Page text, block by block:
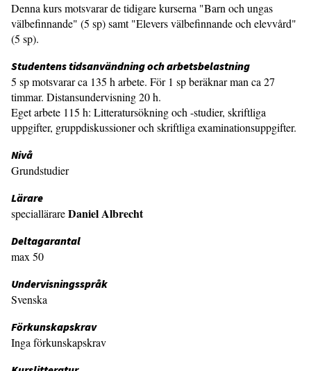
Denna kurs motsvarar de tidigare kurserna "Barn och ungas
välbefinnande" (5 sp) samt "Elevers välbefinnande och elevvård"
(5 sp).
Studentens tidsanvändning och arbetsbelastning
5 sp motsvarar ca 135 h arbete. För 1 sp beräknar man ca 27
timmar. Distansundervisning 20 h.
Eget arbete 115 h: Litteratursökning och -studier, skriftliga
uppgifter, gruppdiskussioner och skriftliga examinationsuppgifter.
Nivå
Grundstudier
Lärare
speciallärareDaniel Albrecht
Deltagarantal
max 50
Undervisningsspråk
Svenska
Förkunskapskrav
Inga förkunskapskrav